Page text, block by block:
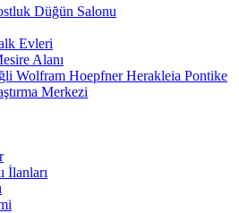
Düğün Salonu
Evleri
Alanı
Wolfram Hoepfner Herakleia Pontike
Merkezi
İlanları